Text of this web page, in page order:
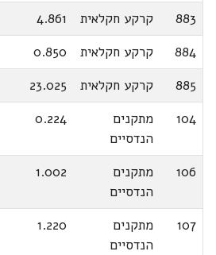
883
קרקע חקלאית
4.861
884
קרקע חקלאית
0.850
885
קרקע חקלאית
23.025
104
מתקנים
הנדסיים
0.224
106
מתקנים
הנדסיים
1.002
107
מתקנים
הנדסיים
1.220